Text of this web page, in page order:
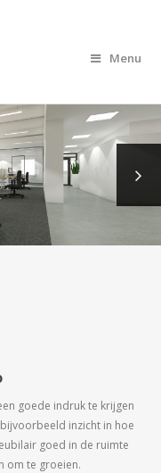
Menu
goede indruk te krijgen
inzicht in hoe
goed in de ruimte
om te groeien.